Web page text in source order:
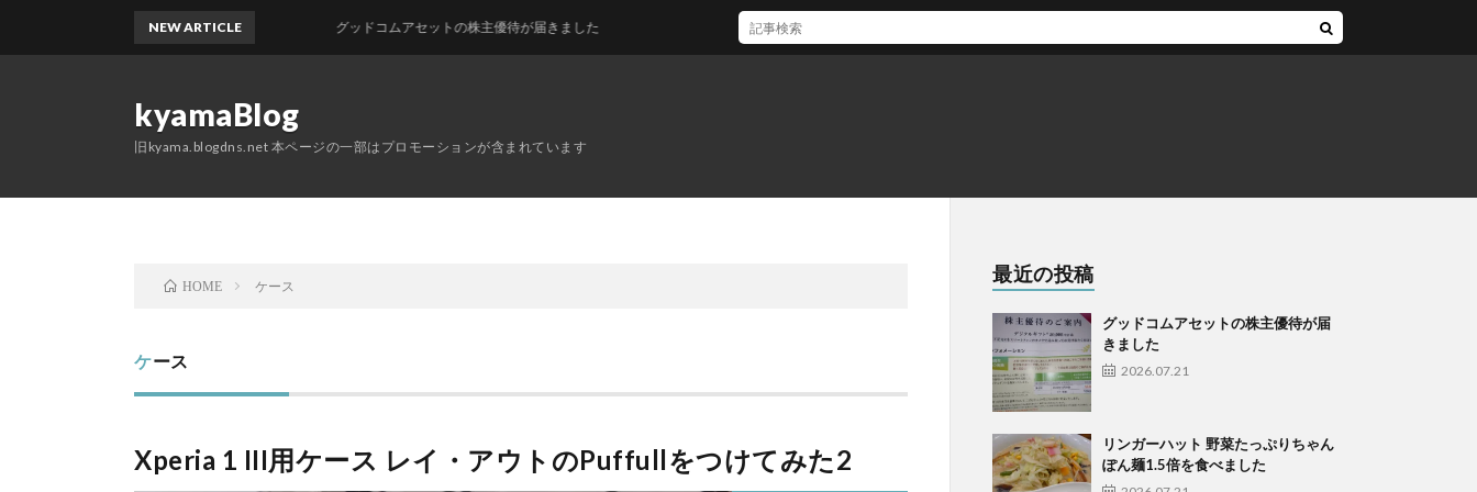
kyamaBlog
旧kyama.blogdns.net 本ページの一部はプロモーションが含まれています
NEW ARTICLE グッドコムアセットの株主優待が届きました
HOME ケース
ケース
Xperia 1 III用ケース レイ・アウトのPuffullをつけてみた2
最近の投稿
グッドコムアセットの株主優待が届
きました
2026.07.21
リンガーハット 野菜たっぷりちゃん
ぽん麺1.5倍を食べました